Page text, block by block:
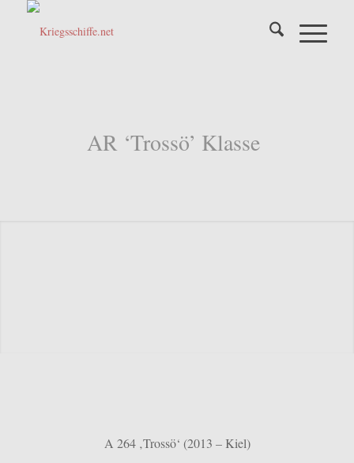
AR ‘Trossö’ Klasse
A 264 ‚Trossö‘ (2013 – Kiel)